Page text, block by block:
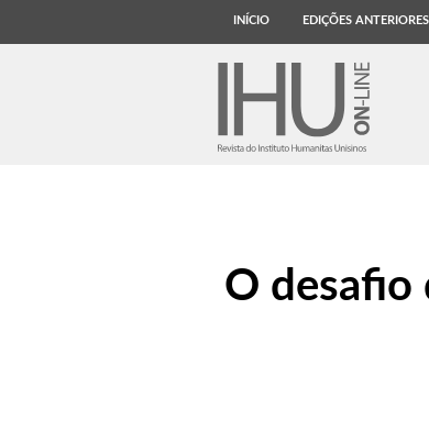
INÍCIO EDIÇÕES ANTERIORES
O desafio